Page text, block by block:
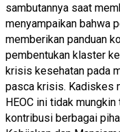
sambutannya saat
menyampaikan bahwa
memberikan panduan
pembentukan klaster
krisis kesehatan pada
pasca krisis. Kadiskes
HEOC ini tidak
kontribusi berbagai